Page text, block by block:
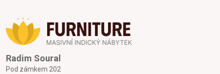
Radim Soural
Pod zámkem 202